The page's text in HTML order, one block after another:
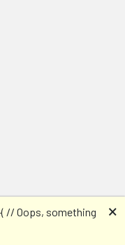
// Oops, something
🗙